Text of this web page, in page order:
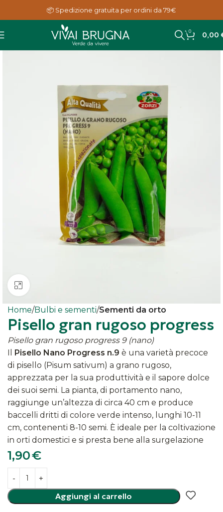
📦 Spedizione gratuita per ordini da 79€
0 0,00
Clicca per ingrandire
Home Bulbi e sementi Sementi da orto
Pisello gran rugoso progress
Pisello gran rugoso progress 9 (nano)
Pisello Nano Progress n.9 è una varietà precoce
di pisello (Pisum sativum) a grano rugoso,
apprezzata per la sua produttività e il sapore dolce
dei suoi semi. La pianta, di portamento nano,
raggiunge un’altezza di circa 40 cm e produce
baccelli dritti di colore verde intenso, lunghi 10-11
cm, contenenti 8-10 semi. È ideale per la coltivazione
in orti domestici e si presta bene alla surgelazione
1,90€
Aggiungi al carrello